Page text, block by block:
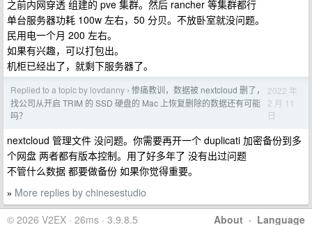
之前内网穿透 组建的 pve 集群。然后 rancher 等集群都行
单台服务器功耗 100w 左右，50 分贝。不放卧室就没问题。
民用电一个月 200 左右。
如果有兴趣，可以打包出。
机柜已经出了，就剩下服务器了。
Replied to a topic by lovdanny › 惨痛教训，数据被 nextcloud 删了，
找公司从开启 TRIM 的 SSD 硬盘的 Mac 上恢复删除的数据还有可能
吗？
2022 年
2 月 11
日
nextcloud 管理文件 没问题。你需要再开一个 duplicati 加密备份到多
个网盘 两者都有版本控制。用了好多年了 没有出过问题
不管什么数据 都要做备份 如果你觉得重要。
» More replies by chinesestudio
About · Language
© 2026 V2EX · 26ms · 3.9.8.5